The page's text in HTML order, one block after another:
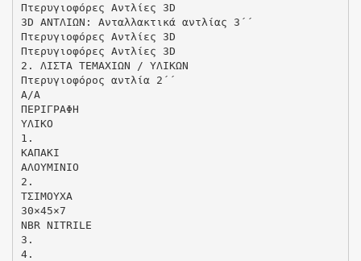
Πτερυγιοφόρες Αντλίες 3D
3D ΑΝΤΛΙΩΝ: Ανταλλακτικά αντλίας 3΄΄
Πτερυγιοφόρες Αντλίες 3D
Πτερυγιοφόρες Αντλίες 3D
2. ΛΙΣΤΑ ΤΕΜΑΧΙΩΝ / ΥΛΙΚΩΝ
Πτερυγιοφόρος αντλία 2΄΄
Α/Α
ΠΕΡΙΓΡΑΦΗ
ΥΛΙΚΟ
1.
ΚΑΠΑΚΙ
ΑΛΟΥΜΙΝΙΟ
2.
ΤΣΙΜΟΥΧΑ
30×45×7
NBR NITRILE
3.
4.